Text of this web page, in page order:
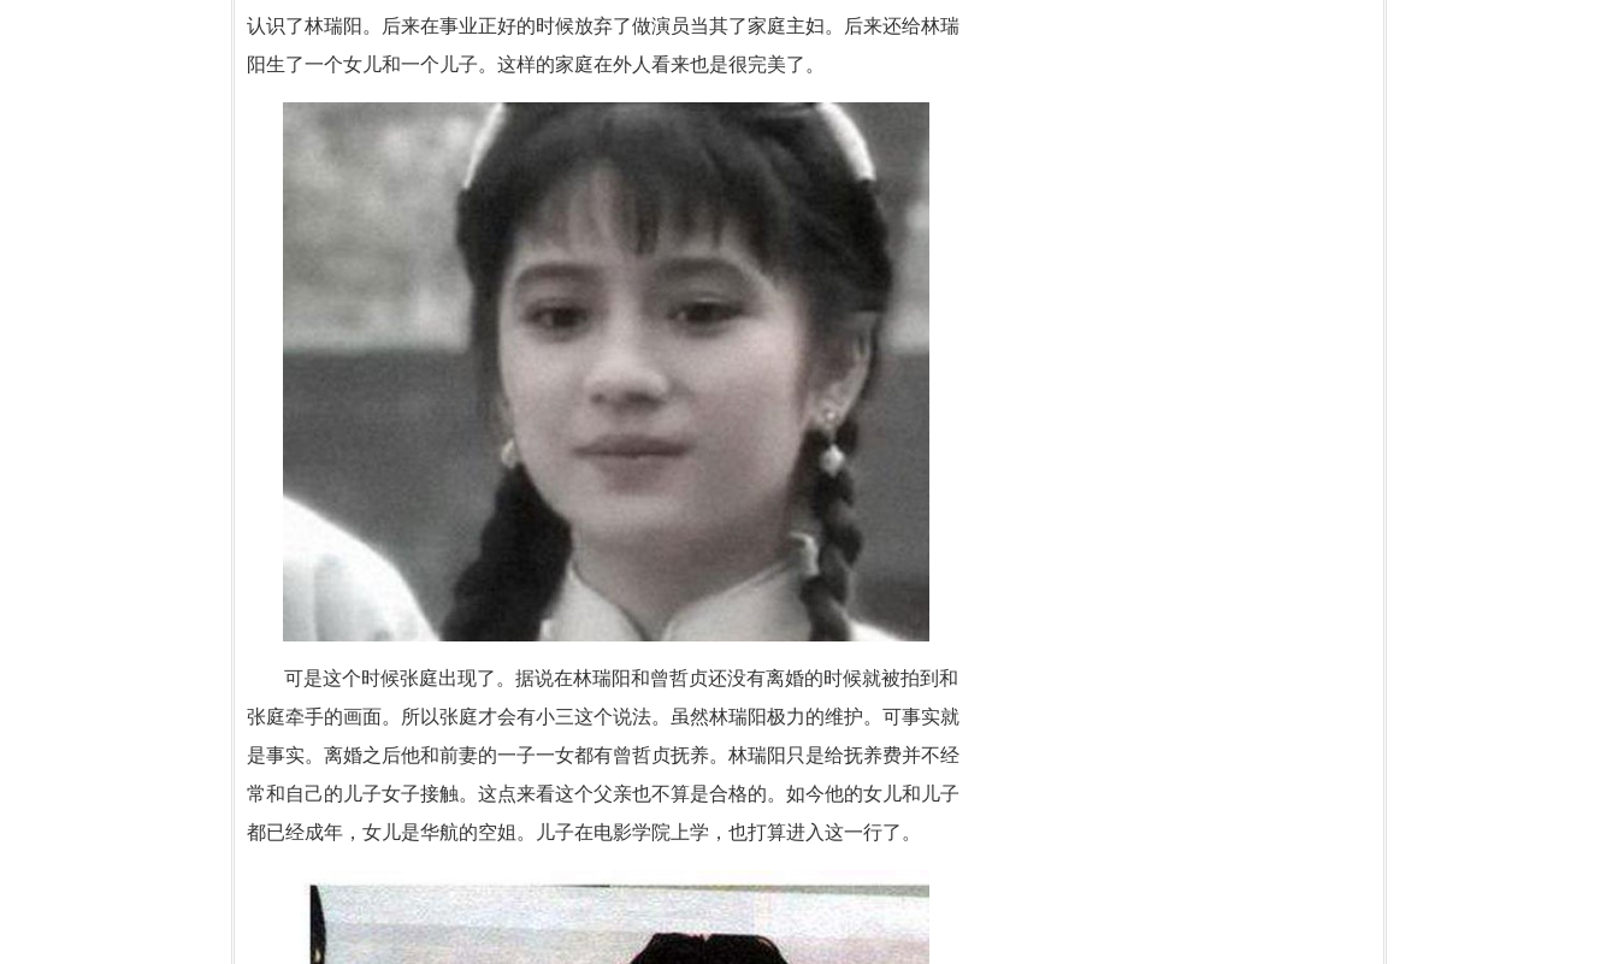
认识了林瑞阳。后来在事业正好的时候放弃了做演员当其了家庭主妇。后来还给林瑞
阳生了一个女儿和一个儿子。这样的家庭在外人看来也是很完美了。
可是这个时候张庭出现了。据说在林瑞阳和曾哲贞还没有离婚的时候就被拍到和
张庭牵手的画面。所以张庭才会有小三这个说法。虽然林瑞阳极力的维护。可事实就
是事实。离婚之后他和前妻的一子一女都有曾哲贞抚养。林瑞阳只是给抚养费并不经
常和自己的儿子女子接触。这点来看这个父亲也不算是合格的。如今他的女儿和儿子
都已经成年，女儿是华航的空姐。儿子在电影学院上学，也打算进入这一行了。